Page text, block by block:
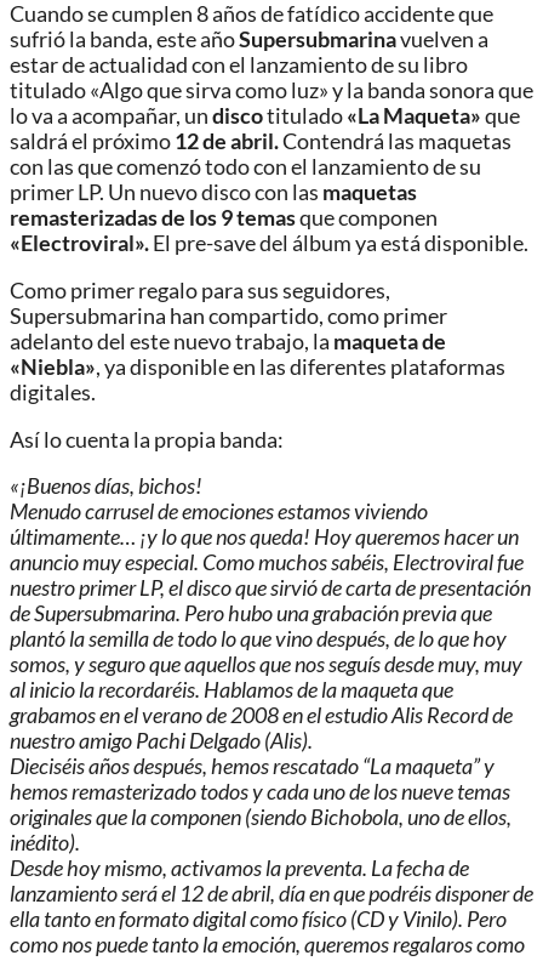
Cuando se cumplen 8 años de fatídico accidente que
sufrió la banda, este añoSupersubmarinavuelven a
estar de actualidad con el lanzamiento de su libro
titulado «Algo que sirva como luz» y la banda sonora que
lo va a acompañar, undiscotitulado«La Maqueta»que
saldrá el próximo12 de abril.Contendrá las maquetas
con las que comenzó todo con el lanzamiento de su
primer LP. Un nuevo disco con las maquetas
remasterizadas de los 9 temasque componen
«Electroviral».El pre-save del álbum ya está disponible.
Como primer regalo para sus seguidores,
Supersubmarina han compartido, como primer
adelanto del este nuevo trabajo, la maqueta de
«Niebla», ya disponible en las diferentes plataformas
digitales.
Así lo cuenta la propia banda:
«¡Buenos días, bichos!
Menudo carrusel de emociones estamos viviendo
últimamente… ¡y lo que nos queda! Hoy queremos hacer un
anuncio muy especial. Como muchos sabéis, Electroviral fue
nuestro primer LP, el disco que sirvió de carta de presentación
de Supersubmarina. Pero hubo una grabación previa que
plantó la semilla de todo lo que vino después, de lo que hoy
somos, y seguro que aquellos que nos seguís desde muy, muy
al inicio la recordaréis. Hablamos de la maqueta que
grabamos en el verano de 2008 en el estudio Alis Record de
nuestro amigo Pachi Delgado (Alis).
Dieciséis años después, hemos rescatado “La maqueta” y
hemos remasterizado todos y cada uno de los nueve temas
originales que la componen (siendo Bichobola, uno de ellos,
inédito).
Desde hoy mismo, activamos la preventa. La fecha de
lanzamiento será el 12 de abril, día en que podréis disponer de
ella tanto en formato digital como físico (CD y Vinilo). Pero
como nos puede tanto la emoción, queremos regalaros como